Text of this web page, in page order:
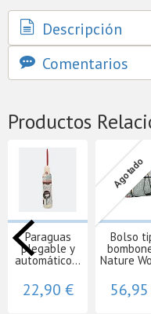
Descripción
Comentarios
Productos
Paraguas
plegable y
automático...
22,90 €
Agotado
Bolso
Nature